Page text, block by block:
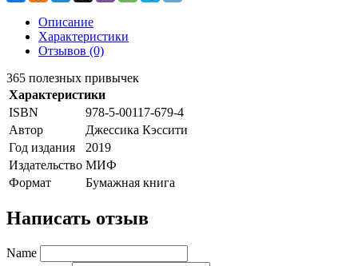
Описание
Характеристики
Отзывов (0)
365 полезных привычек
Характеристики
ISBN
978-5-00117-679-4
Автор
Джессика Кэссити
Год издания
2019
Издательство МИФ
Формат
Бумажная книга
Написать отзыв
Name